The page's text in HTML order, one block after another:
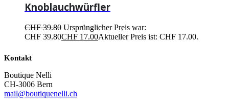
Knoblauchwürfler
CHF39.80 Ursprünglicher Preis war:
CHF 39.80CHF 17.00Aktueller Preis ist: CHF 17.00.
Kontakt
Boutique Nelli
CH-3006 Bern
mail@boutiquenelli.ch